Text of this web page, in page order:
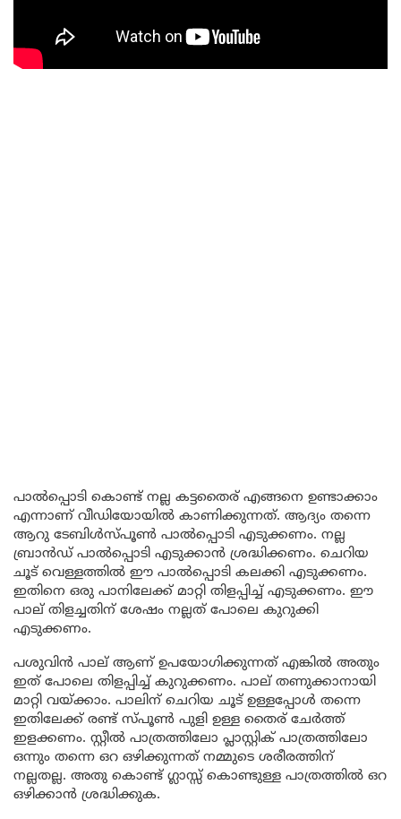
പാൽപ്പൊടി കൊണ്ട് നല്ല കട്ടതൈര് എങ്ങനെ ഉണ്ടാക്കാം
എന്നാണ് വീഡിയോയിൽ കാണിക്കുന്നത്. ആദ്യം തന്നെ
ആറു ടേബിൾസ്പൂൺ പാൽപ്പൊടി എടുക്കണം. നല്ല
ബ്രാൻഡ് പാൽപ്പൊടി എടുക്കാൻ ശ്രദ്ധിക്കണം. ചെറിയ
ചൂട് വെള്ളത്തിൽ ഈ പാൽപ്പൊടി കലക്കി എടുക്കണം.
ഇതിനെ ഒരു പാനിലേക്ക് മാറ്റി തിളപ്പിച്ച്‌ എടുക്കണം. ഈ
പാല് തിളച്ചതിന് ശേഷം നല്ലത് പോലെ കുറുക്കി
എടുക്കണം.
പശുവിൻ പാല് ആണ് ഉപയോഗിക്കുന്നത് എങ്കിൽ അതും
ഇത് പോലെ തിളപ്പിച്ച് കുറുക്കണം. പാല് തണുക്കാനായി
മാറ്റി വയ്ക്കാം. പാലിന് ചെറിയ ചൂട് ഉള്ളപ്പോൾ തന്നെ
ഇതിലേക്ക് രണ്ട് സ്പൂൺ പുളി ഉള്ള തൈര് ചേർത്ത്
ഇളക്കണം. സ്റ്റീൽ പാത്രത്തിലോ പ്ലാസ്റ്റിക് പാത്രത്തിലോ
ഒന്നും തന്നെ ഒറ ഒഴിക്കുന്നത് നമ്മുടെ ശരീരത്തിന്
നല്ലതല്ല. അതു കൊണ്ട് ഗ്ലാസ്സ് കൊണ്ടുള്ള പാത്രത്തിൽ ഒറ
ഒഴിക്കാൻ ശ്രദ്ധിക്കുക.